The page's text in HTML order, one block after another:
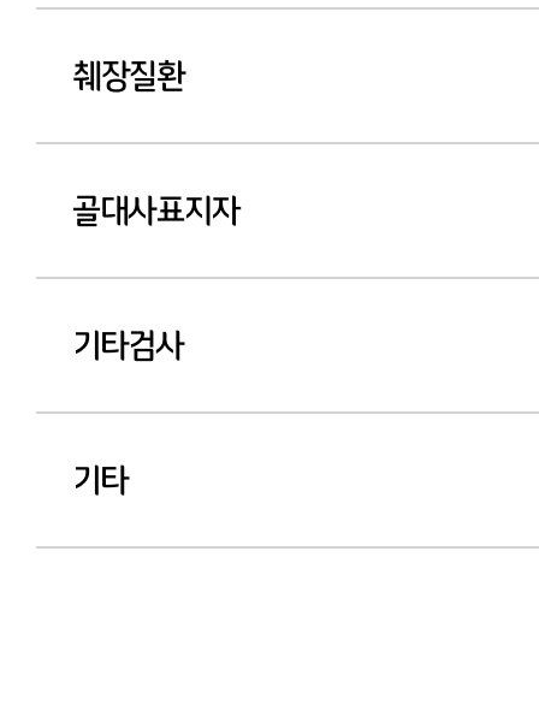
췌장질환
골대사표지자
기타검사
기타